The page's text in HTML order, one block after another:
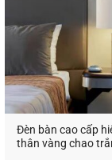
Đèn bàn cao cấp
thân vàng chao